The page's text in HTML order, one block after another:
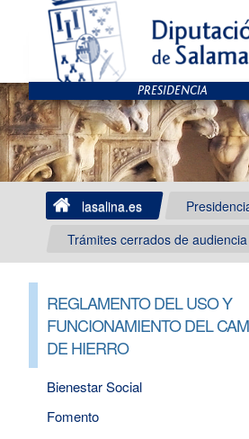
lasalina.es
Trámites cerrados de
REGLAMENTO DEL USO Y
FUNCIONAMIENTO DEL
DE HIERRO
Bienestar Social
Fomento